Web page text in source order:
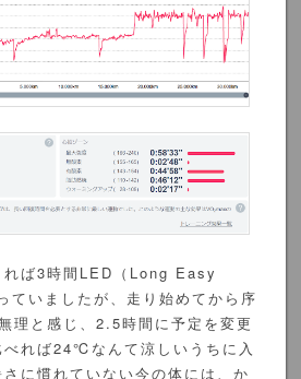
れば3時間LED（Long Easy
いましたが、走り始めてから序
理と感じ、2.5時間に予定を変更
べれば24℃なんて涼しいうちに入
に慣れていない今の体には、か